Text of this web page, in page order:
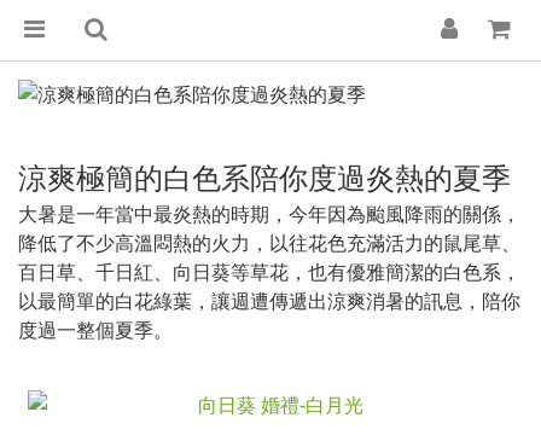
涼爽極簡的白色系陪你度過炎熱的夏季
大暑是一年當中最炎熱的時期，今年因為颱風降雨的關係，
降低了不少高溫悶熱的火力，以往花色充滿活力的鼠尾草、
百日草、千日紅、向日葵等草花，也有優雅簡潔的白色系，
以最簡單的白花綠葉，讓週遭傳遞出涼爽消暑的訊息，陪你
度過一整個夏季。